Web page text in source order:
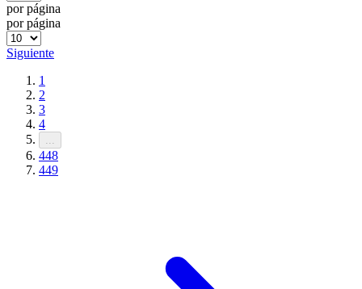
por página
por página
Siguiente
1
2
3
4
448
449